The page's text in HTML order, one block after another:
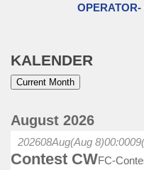
KALENDER
Current Month
August 2026
202608Aug(Aug 8)00:0009
Contest CWFC-